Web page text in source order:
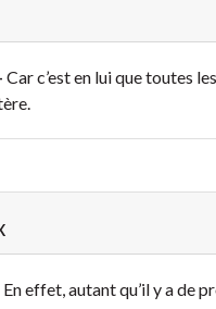
Car c’est en lui que toutes
En effet, autant qu’il y a de